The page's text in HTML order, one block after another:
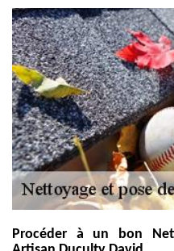
Procéder à un bon